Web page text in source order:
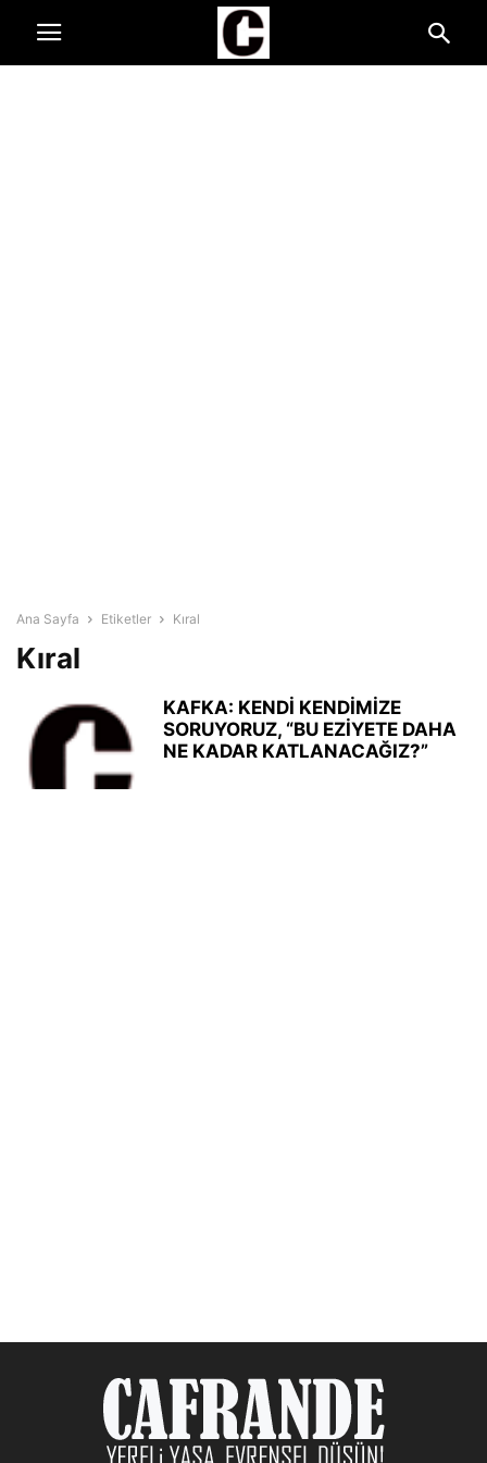
Ana Sayfa Etiketler Kıral
Kıral
KAFKA: KENDİ KENDİMİZE
SORUYORUZ, “BU EZİYETE DAHA
NE KADAR KATLANACAĞIZ?”